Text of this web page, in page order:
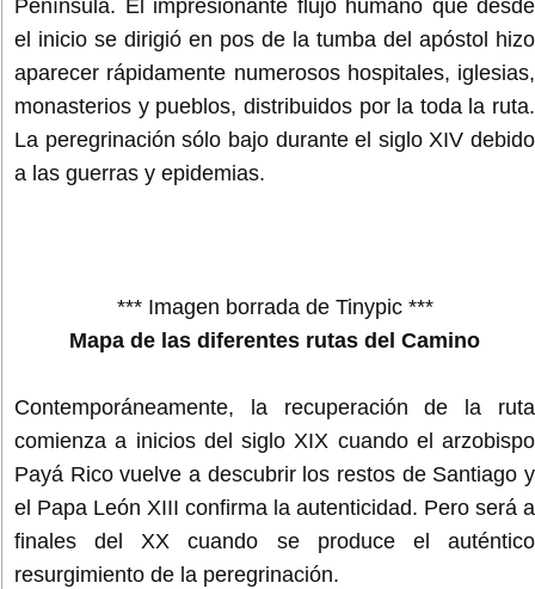
Península. El impresionante flujo humano que desde
el inicio se dirigió en pos de la tumba del apóstol hizo
aparecer rápidamente numerosos hospitales, iglesias,
monasterios y pueblos, distribuidos por la toda la ruta.
La peregrinación sólo bajo durante el siglo XIV debido
a las guerras y epidemias.
*** Imagen borrada de Tinypic ***
Mapa de las diferentes rutas del Camino
Contemporáneamente, la recuperación de la ruta
comienza a inicios del siglo XIX cuando el arzobispo
Payá Rico vuelve a descubrir los restos de Santiago y
el Papa León XIII confirma la autenticidad. Pero será a
finales del XX cuando se produce el auténtico
resurgimiento de la peregrinación.